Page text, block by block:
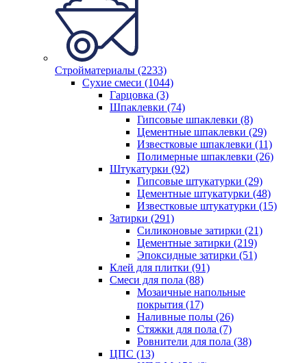
Стройматериалы (2233)
Сухие смеси (1044)
Гарцовка (3)
Шпаклевки (74)
Гипсовые шпаклевки (8)
Цементные шпаклевки (29)
Известковые шпаклевки (11)
Полимерные шпаклевки (26)
Штукатурки (92)
Гипсовые штукатурки (29)
Цементные штукатурки (48)
Известковые штукатурки (15)
Затирки (291)
Силиконовые затирки (21)
Цементные затирки (219)
Эпоксидные затирки (51)
Клей для плитки (91)
Смеси для пола (88)
Мозаичные напольные
покрытия (17)
Наливные полы (26)
Стяжки для пола (7)
Ровнители для пола (38)
ЦПС (13)